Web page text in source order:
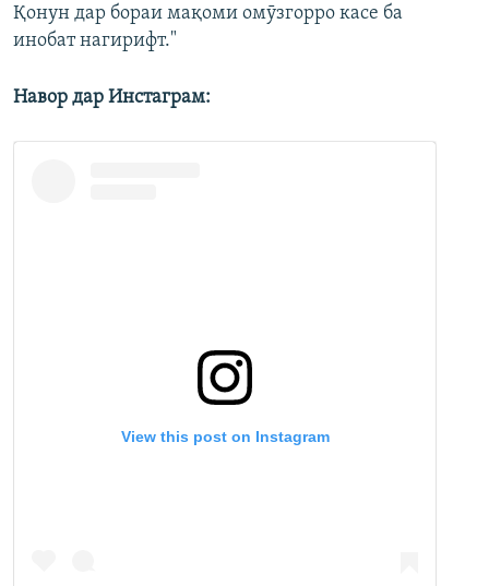
Қонун дар бораи мақоми омӯзгорро касе ба
инобат нагирифт."
Навор дар Инстаграм: